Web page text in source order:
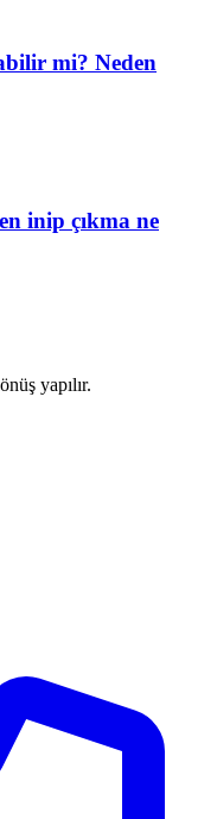
mi? Neden
inip çıkma ne
yapılır.